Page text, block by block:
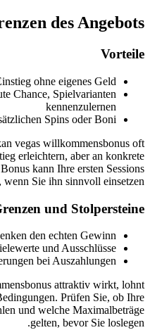
des Angebots
Vorteile
ohne eigenes Geld
Chance, Spielvarianten
kennenzulernen
Spins oder Boni
vegas willkommensbonus oft
erleichtern, aber an konkrete
kann Ihre ersten Sessions
wenn Sie ihn sinnvoll einsetzen.
und Stolpersteine
den echten Gewinn
und Ausschlüsse
bei Auszahlungen
attraktiv wirkt, lohnt
Prüfen Sie, ob Ihre
und welche Maximalbeträge
gelten, bevor Sie loslegen.